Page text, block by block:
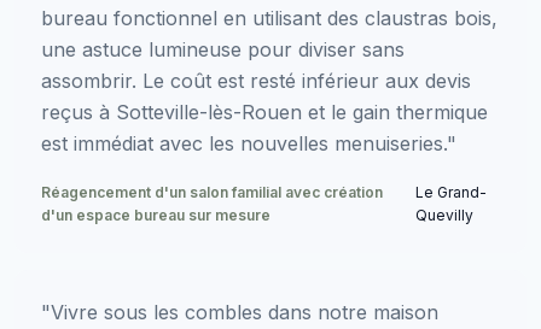
bureau fonctionnel en utilisant des claustras bois,
une astuce lumineuse pour diviser sans
assombrir. Le coût est resté inférieur aux devis
reçus à Sotteville-lès-Rouen et le gain thermique
est immédiat avec les nouvelles menuiseries."
Réagencement d'un salon familial avec création
d'un espace bureau sur mesure
Le Grand-
Quevilly
"Vivre sous les combles dans notre maison